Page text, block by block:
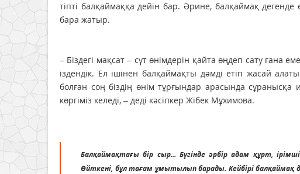
тіпті балқаймаққа дейін бар. Әрине, балқаймақ
бара жатыр.
– Біздегі мақсат – сүт өнімдерін қайта өңдеп сату ғана
іздендік. Ел ішінен балқаймақты дәмді етіп жасай
болған соң біздің өнім тұрғындар арасында
көргіміз келеді, – деді кәсіпкер Жібек Мұхимова.
Балқаймақтағы бір сыр... Бүгінде әрбір адам құрт,
Өйткені, бұл тағам ұмытылып барады. Кейбірі